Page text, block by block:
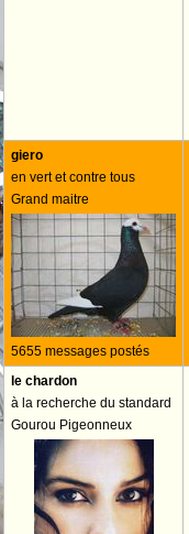
giero
en vert et contre tous
Grand maitre
5655 messages postés
le chardon
à la recherche du standard
Gourou Pigeonneux